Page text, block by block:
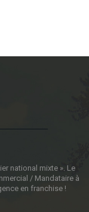
national mixte ». Le
/ Mandataire à
en franchise !